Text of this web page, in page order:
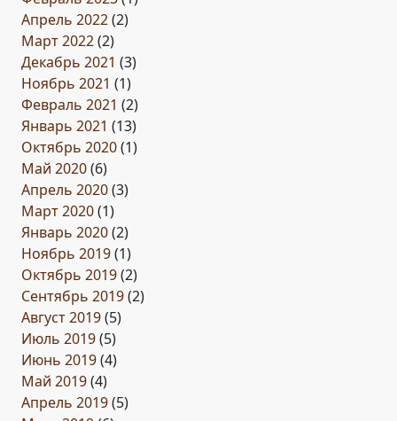
Апрель 2022(2)
Март 2022(2)
Декабрь 2021 (3)
Ноябрь 2021 (1)
Февраль 2021 (2)
Январь 2021 (13)
Октябрь 2020(1)
Май 2020(6)
Апрель 2020(3)
Март 2020(1)
Январь 2020(2)
Ноябрь 2019(1)
Октябрь 2019(2)
Сентябрь 2019(2)
Август 2019(5)
Июль 2019(5)
Июнь 2019(4)
Май 2019(4)
Апрель 2019(5)